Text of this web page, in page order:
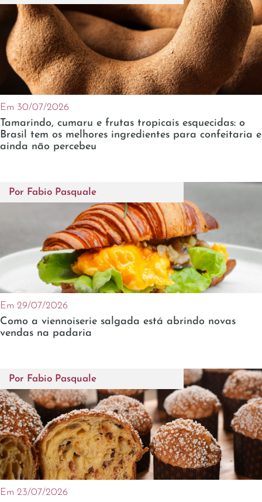
Em 30/07/2026
Tamarindo, cumaru e frutas tropicais esquecidas: o
Brasil tem os melhores ingredientes para confeitaria e
ainda não percebeu
Por Fabio Pasquale
Em 29/07/2026
Como a viennoiserie salgada está abrindo novas
vendas na padaria
Por Fabio Pasquale
Em 23/07/2026